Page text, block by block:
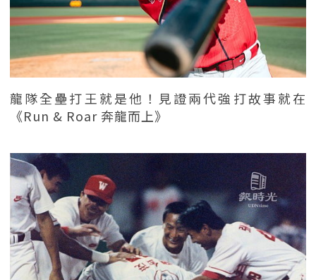
龍隊全壘打王就是他！見證兩代強打故事就在
《Run & Roar 奔龍而上》